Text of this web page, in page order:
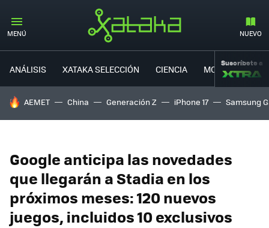
MENÚ NUEVO
ANÁLISIS XATAKA SELECCIÓN CIENCIA MOVILIDAD
Suscríbete a
HOY SE HABLA DE
AEMET China Generación Z iPhone 17 Samsung
Google anticipa las novedades
que llegarán a Stadia en los
próximos meses: 120 nuevos
juegos, incluidos 10 exclusivos